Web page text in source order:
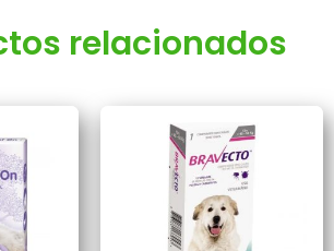
relacionados